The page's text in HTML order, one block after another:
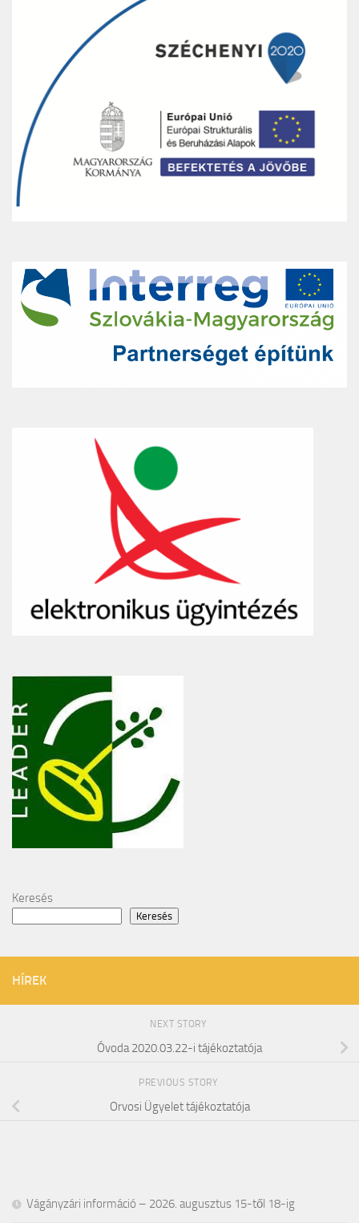
Keresés
Keresés
HÍREK
NEXT STORY
Óvoda 2020.03.22-i tájékoztatója
PREVIOUS STORY
Orvosi Ügyelet tájékoztatója
Vágányzári információ – 2026. augusztus 15-től 18-ig